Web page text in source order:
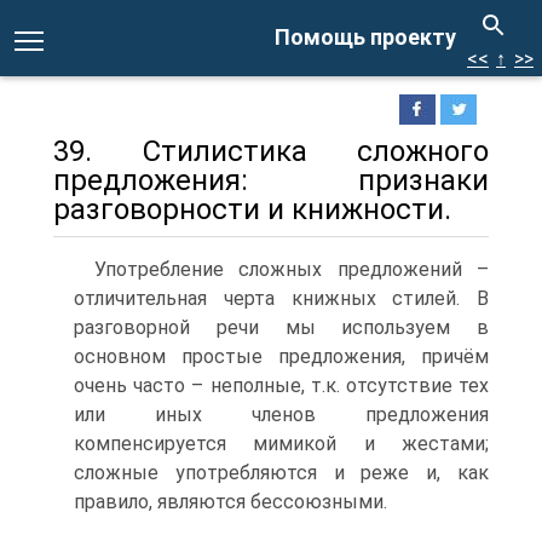
Помощь проекту
<< ↑ >>
39. Стилистика сложного
предложения: признаки
разговорности и книжности.
Употребление сложных предложений –
отличительная черта книжных стилей. В
разговорной речи мы используем в
основном простые предложения, причём
очень часто – неполные, т.к. отсутствие тех
или иных членов предложения
компенсируется мимикой и жестами;
сложные употребляются и реже и, как
правило, являются бессоюзными.